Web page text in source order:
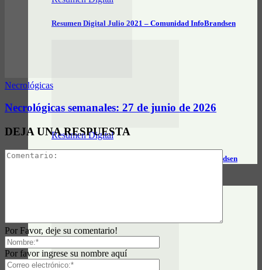
Resumen Digital Julio 2021 – Comunidad InfoBrandsen
Resumen Digital
Resumen Digital Junio 2021 – Comunidad InfoBrandsen
Necrológicas
Necrológicas semanales: 27 de junio de 2026
DEJA UNA RESPUESTA
Por Favor, deje su comentario!
Por favor ingrese su nombre aquí